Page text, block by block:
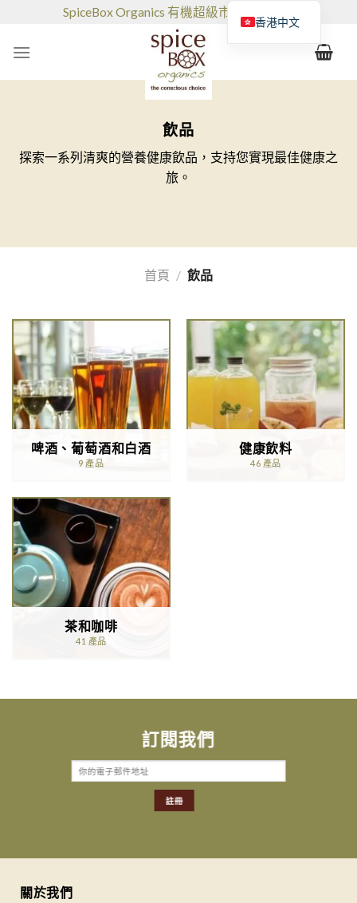
SpiceBox Organics 有機超級市場和咖啡館
飲品
探索一系列清爽的營養健康飲品，支持您實現最佳健康之
旅。
首頁 / 飲品
啤酒、葡萄酒和白酒
9 產品
健康飲料
46 產品
茶和咖啡
41 產品
訂閱我們
關於我們
香港中文